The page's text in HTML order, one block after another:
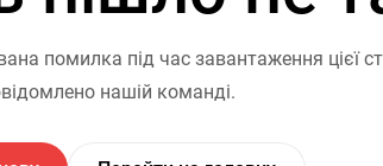
помилка під час завантаження цієї
нашій команді.